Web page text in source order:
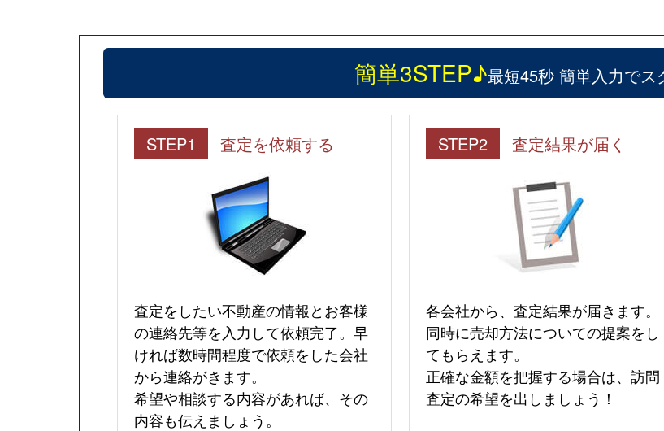
簡単3STEP♪最短45秒 簡単入力でス
STEP1 査定を依頼する
査定をしたい不動産の情報とお客様
の連絡先等を入力して依頼完了。早
ければ数時間程度で依頼をした会社
から連絡がきます。
希望や相談する内容があれば、その
内容も伝えましょう。
STEP2 査定結果が届く
各会社から、査定結果が届きます。
同時に売却方法についての提案をし
てもらえます。
正確な金額を把握する場合は、訪問
査定の希望を出しましょう！